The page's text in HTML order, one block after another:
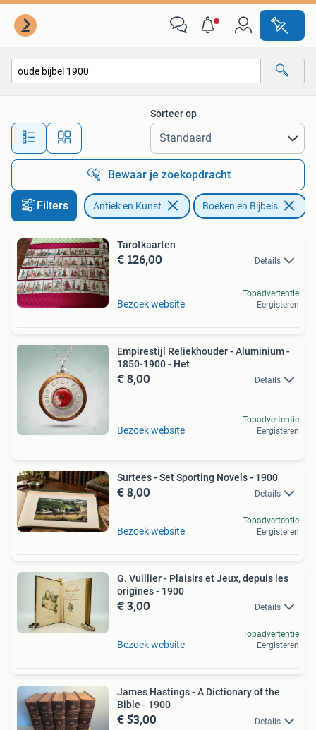
Alle afstanden…
Sorteer op
Bewaar je zoekopdracht
Filters Antiek en Kunst Boeken en Bijbels
Tarotkaarten
€ 126,00 Details
Bezoek website
Topadvertentie
Eergisteren
Empirestijl Reliekhouder - Aluminium -
1850-1900 - Het
€ 8,00 Details
Bezoek website
Topadvertentie
Eergisteren
Surtees - Set Sporting Novels - 1900
€ 8,00 Details
Bezoek website
Topadvertentie
Eergisteren
G. Vuillier - Plaisirs et Jeux, depuis les
origines - 1900
€ 3,00 Details
Bezoek website
Topadvertentie
Eergisteren
James Hastings - A Dictionary of the
Bible - 1900
€ 53,00 Details